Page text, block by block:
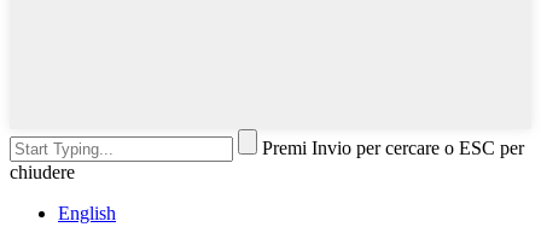
Premi Invio per cercare o ESC per
chiudere
English